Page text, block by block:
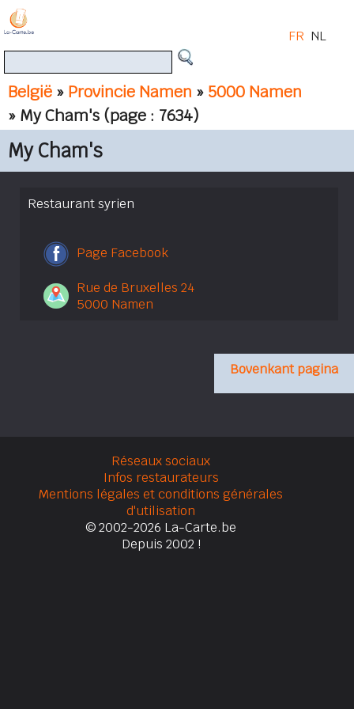
België » Provincie Namen » 5000 Namen
» My Cham's (page : 7634)
FR NL
My Cham's
Restaurant syrien
Page Facebook
Rue de Bruxelles 24
5000 Namen
Bovenkant pagina
Réseaux sociaux
Infos restaurateurs
Mentions légales et conditions générales
d'utilisation
© 2002-2026 La-Carte.be
Depuis 2002 !